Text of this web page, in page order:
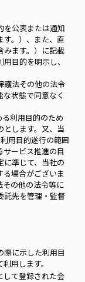
公表または通知
す。）、また、直
みます。）に記載
目的を明示し、
法その他の法令
状態で同意なく
利用目的のため
とします。又、当
用目的遂行の範囲
ービス推進の目
に準じて、当社の
場合がございま
その他の法令等に
託先を管理・監督
際に示した利用目
用します。
して登録された会